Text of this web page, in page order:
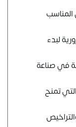
المناسب
لبدء
في صناعة
تمنح